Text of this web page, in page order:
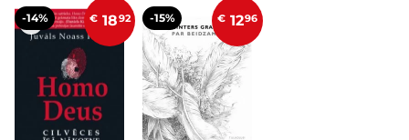
-14% € 1892 -15% € 1296